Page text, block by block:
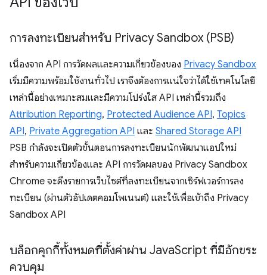
การลงทะเบียนสำหรับ Privacy Sandbox (PSB)
เนื่องจาก API การวัดผลและความเกี่ยวข้องของ Privacy Sandbox
เริ่มมีความพร้อมใช้งานทั่วไป เราจึงต้องการแน่ใจว่าได้ใช้เทคโนโลยี
เหล่านี้อย่างเหมาะสมและมีความโปร่งใส API เหล่านี้รวมถึง
Attribution Reporting, Protected Audience API, Topics
API, Private Aggregation API และ Shared Storage API
PSB กำลังจะเปิดตัวขั้นตอนการลงทะเบียนนักพัฒนาแอปใหม่
สำหรับความเกี่ยวข้องและ API การวัดผลของ Privacy Sandbox
Chrome จะดึงรายการเว็บไซต์ที่ลงทะเบียนจากเซิร์ฟเวอร์การลง
ทะเบียน (ผ่านตัวอัปเดตคอมโพเนนต์) และใช้เพื่อเข้าถึง Privacy
Sandbox API
บล็อกคุกกี้ทั้งหมดที่ตั้งค่าผ่าน JavaScript ที่มีอักขระ
ควบคุม